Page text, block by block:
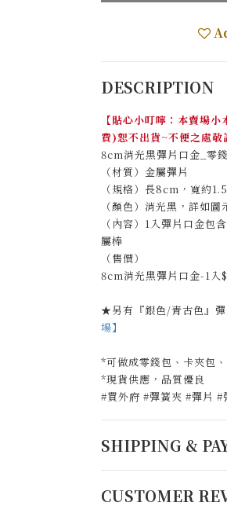
DESCRIPTION
【貼心小叮嚀：本賣場
費)恕不出貨~不便之處敬
8cm消光黑彈片口金_零
（材質）金屬彈片
（規格）長8cm，寬約
（顏色）消光黑，詳如圖
（內容）1入彈片口金包
屬棒
（售價）
8cm消光黑彈片口金-1入
★另有『銀色/青古色』彈
場】
*可做成零錢包、卡夾包
*現貨供應，品質優良
#買外府 #彈簧夾 #彈片
SHIPPING &
CUSTOMER